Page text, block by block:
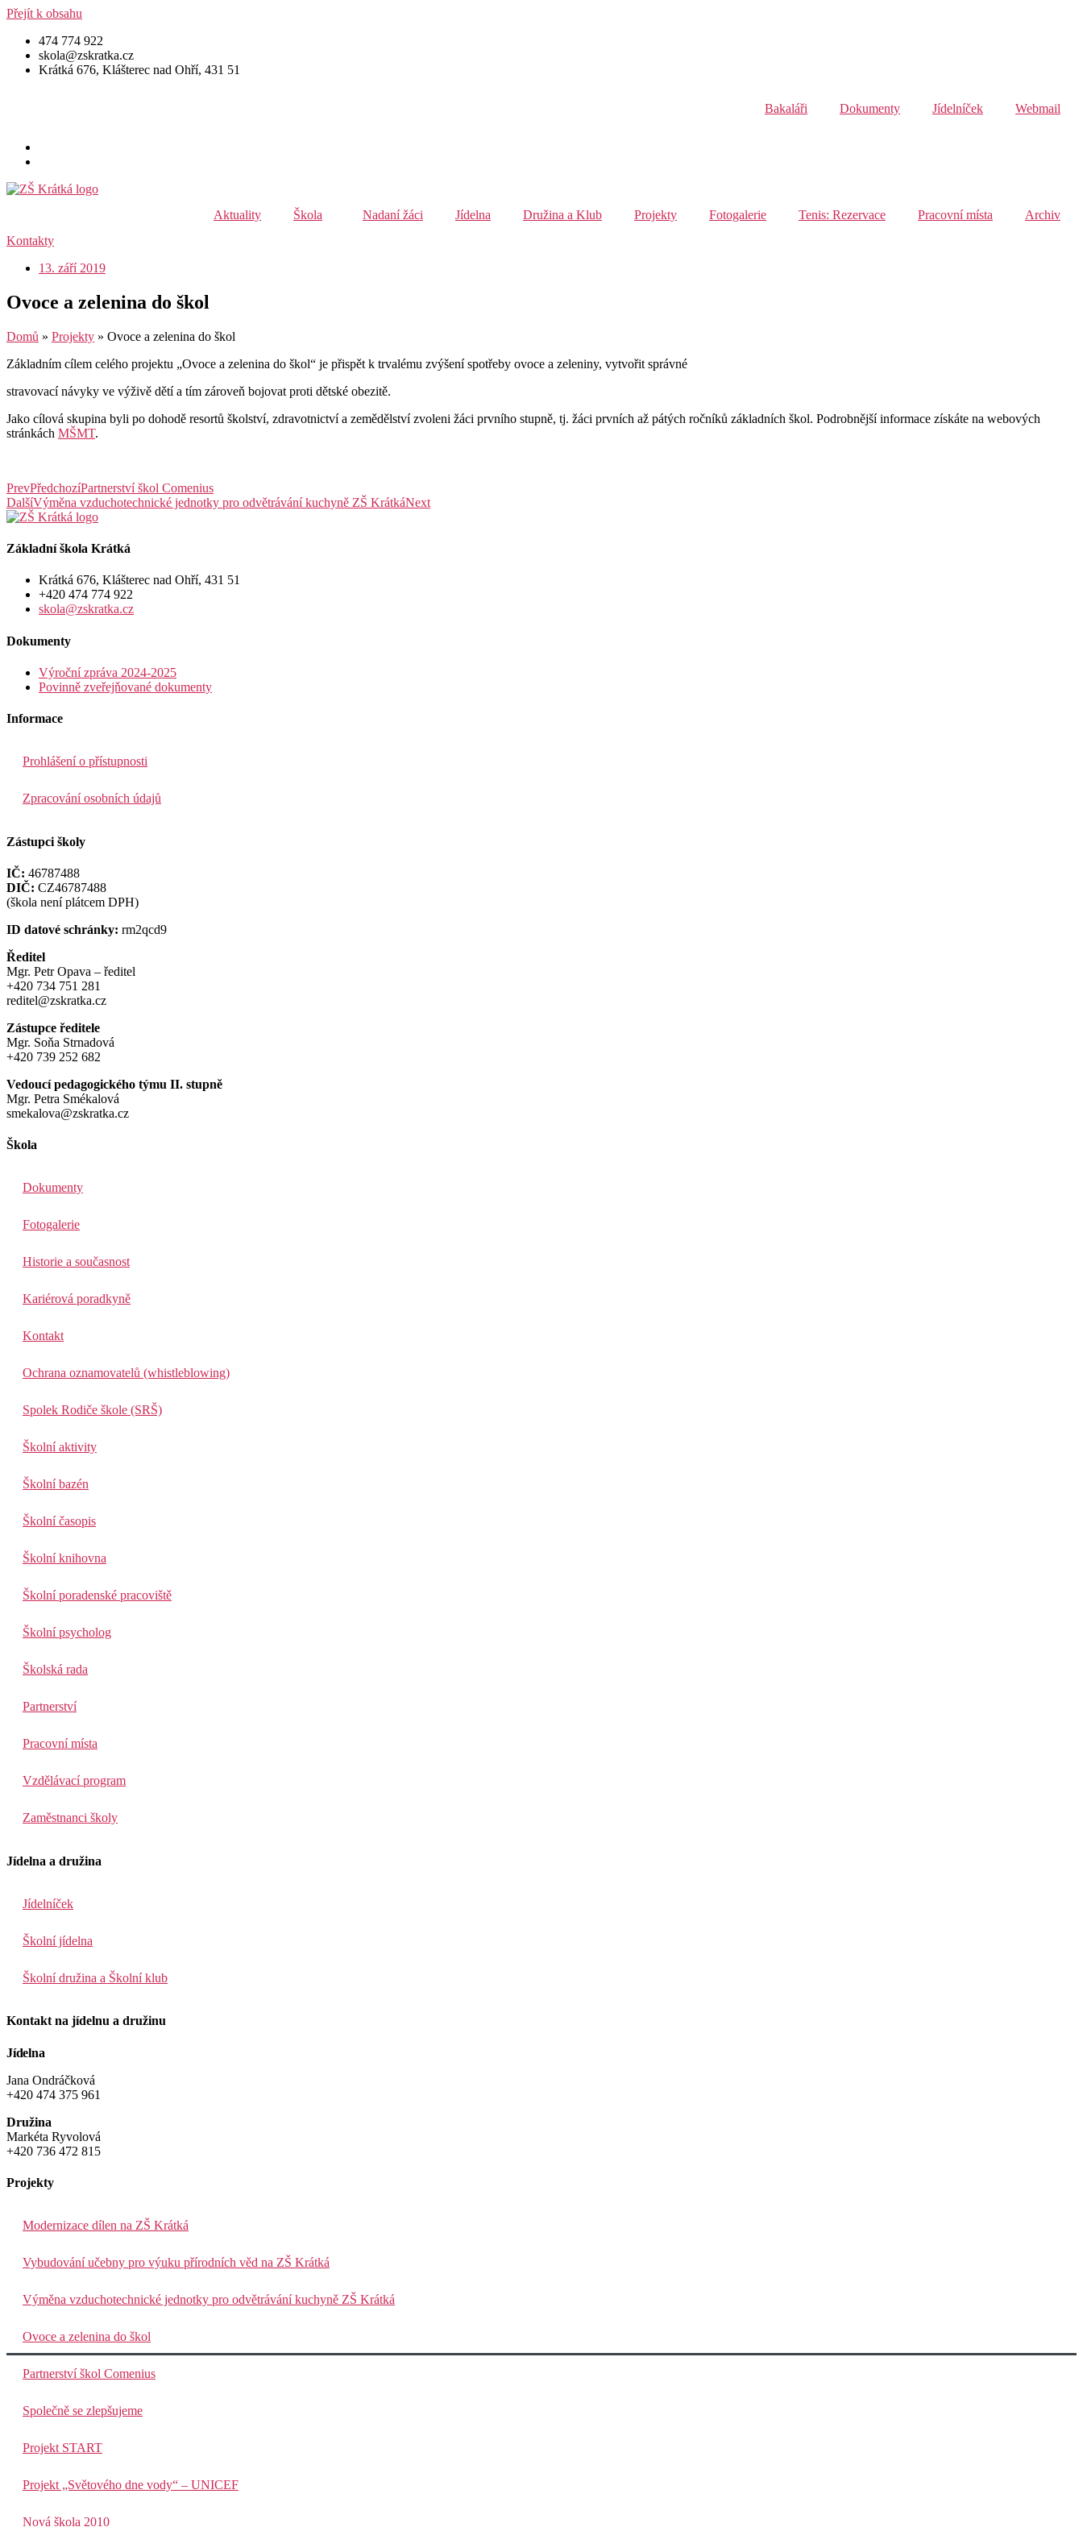
Přejít k obsahu
474 774 922
skola@zskratka.cz
Krátká 676, Klášterec nad Ohří, 431 51
Bakaláři Dokumenty Jídelníček Webmail
Aktuality Škola Nadaní žáci Jídelna Družina a Klub Projekty Fotogalerie Tenis: Rezervace Pracovní místa
Archiv
Kontakty
13. září 2019
Ovoce a zelenina do škol
Domů » Projekty » Ovoce a zelenina do škol
Základním cílem celého projektu „Ovoce a zelenina do škol“ je přispět k trvalému zvýšení spotřeby ovoce a zeleniny, vytvořit správné
stravovací návyky ve výživě dětí a tím zároveň bojovat proti dětské obezitě.
Jako cílová skupina byli po dohodě resortů školství, zdravotnictví a zemědělství zvoleni žáci prvního stupně, tj. žáci prvních až pátých ročníků základních škol. Podrobnější informace získáte na webových
stránkách MŠMT.
PrevPředchozíPartnerství škol Comenius
DalšíVýměna vzduchotechnické jednotky pro odvětrávání kuchyně ZŠ KrátkáNext
Základní škola Krátká
Krátká 676, Klášterec nad Ohří, 431 51
+420 474 774 922
skola@zskratka.cz
Dokumenty
Výroční zpráva 2024-2025
Povinně zveřejňované dokumenty
Informace
Prohlášení o přístupnosti
Zpracování osobních údajů
Zástupci školy
IČ: 46787488
DIČ: CZ46787488
(škola není plátcem DPH)
ID datové schránky: rm2qcd9
Ředitel
Mgr. Petr Opava – ředitel
+420 734 751 281
reditel@zskratka.cz
Zástupce ředitele
Mgr. Soňa Strnadová
+420 739 252 682
Vedoucí pedagogického týmu II. stupně
Mgr. Petra Smékalová
smekalova@zskratka.cz
Škola
Dokumenty
Fotogalerie
Historie a současnost
Kariérová poradkyně
Kontakt
Ochrana oznamovatelů (whistleblowing)
Spolek Rodiče škole (SRŠ)
Školní aktivity
Školní bazén
Školní časopis
Školní knihovna
Školní poradenské pracoviště
Školní psycholog
Školská rada
Partnerství
Pracovní místa
Vzdělávací program
Zaměstnanci školy
Jídelna a družina
Jídelníček
Školní jídelna
Školní družina a Školní klub
Kontakt na jídelnu a družinu
Jídelna
Jana Ondráčková
+420 474 375 961
Družina
Markéta Ryvolová
+420 736 472 815
Projekty
Modernizace dílen na ZŠ Krátká
Vybudování učebny pro výuku přírodních věd na ZŠ Krátká
Výměna vzduchotechnické jednotky pro odvětrávání kuchyně ZŠ Krátká
Ovoce a zelenina do škol
Partnerství škol Comenius
Společně se zlepšujeme
Projekt START
Projekt „Světového dne vody“ – UNICEF
Nová škola 2010